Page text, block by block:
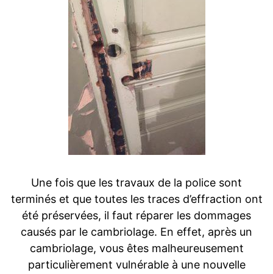
Une fois que les travaux de la police sont
terminés et que toutes les traces d’effraction ont
été préservées, il faut réparer les dommages
causés par le cambriolage. En effet, après un
cambriolage, vous êtes malheureusement
particulièrement vulnérable à une nouvelle